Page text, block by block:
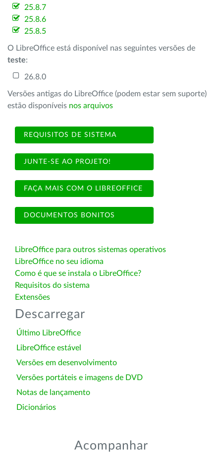
25.8.7
25.8.6
25.8.5
O LibreOffice está disponível nas seguintes versões de
teste:
26.8.0
Versões antigas do LibreOffice (podem estar sem suporte)
estão disponíveis nos arquivos
REQUISITOS DE SISTEMA
JUNTE-SE AO PROJETO!
FAÇA MAIS COM O LIBREOFFICE
DOCUMENTOS BONITOS
LibreOffice para outros sistemas operativos
LibreOffice no seu idioma
Como é que se instala o LibreOffice?
Requisitos do sistema
Extensões
Descarregar
Último LibreOffice
LibreOffice estável
Versões em desenvolvimento
Versões portáteis e imagens de DVD
Notas de lançamento
Dicionários
Acompanhar